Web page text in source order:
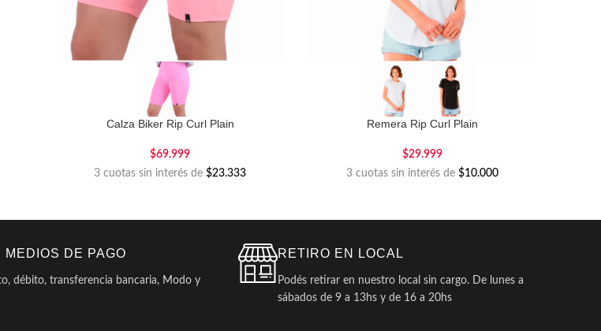
Calza Biker Rip Curl Plain
$69.999
3 cuotas sin interés de$23.333
Remera Rip Curl Plain
$29.999
3 cuotas sin interés de $10.000
MEDIOS DE PAGO
débito, transferencia bancaria, Modo y
RETIRO EN LOCAL
Podés retirar en nuestro local sin cargo. De lunes a
sábados de 9 a 13hs y de 16 a 20hs